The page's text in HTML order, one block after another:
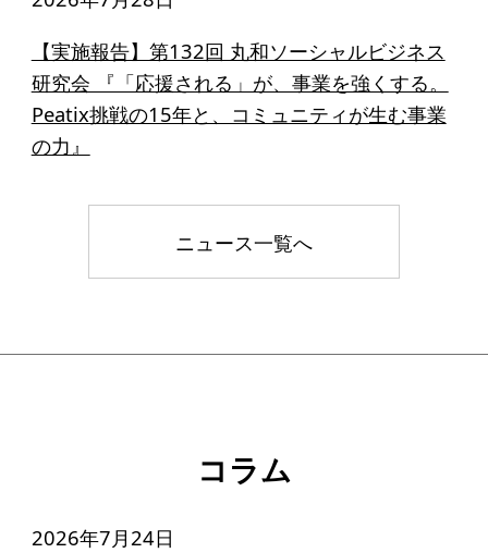
【実施報告】第132回 丸和ソーシャルビジネス
研究会 『「応援される」が、事業を強くする。
Peatix挑戦の15年と、コミュニティが生む事業
の力』
ニュース一覧へ
コラム
2026年7月24日